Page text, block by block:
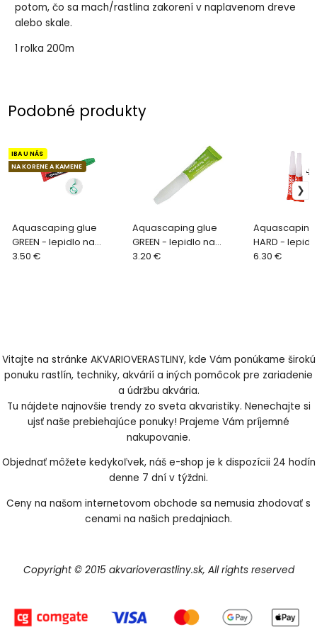
potom, čo sa mach/rastlina zakorení v naplavenom dreve
alebo skale.
1 rolka 200m
Podobné produkty
Aquascaping glue
GREEN - lepidlo na
rastliny zelené
IBA U NÁS
NA KORENE A KAMENE
3.50 €
Aquascaping glue
GREEN - lepidlo na
rastliny
3.20 €
Aquascaping
HARD -
rastliny 2+1
6.30 €
Vitajte na stránke AKVARIOVERASTLINY, kde Vám ponúkame širokú
ponuku rastlín, techniky, akvárií a iných pomôcok pre zariadenie
a údržbu akvária.
Tu nájdete najnovšie trendy zo sveta akvaristiky. Nenechajte si
ujsť naše prebiehajúce ponuky! Prajeme Vám príjemné
nakupovanie.
Objednať môžete kedykoľvek, náš e-shop je k dispozícii 24 hodín
denne 7 dní v týždni.
Ceny na našom internetovom obchode sa nemusia zhodovať s
cenami na našich predajniach.
Copyright © 2015 akvarioverastliny.sk, All rights reserved